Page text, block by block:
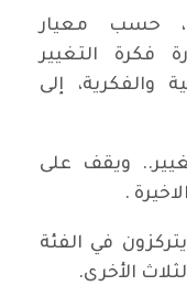
حسب معيار
فكرة التغيير
والفكرية، إلى
ويقف على
.
في الفئة
الأخرى.